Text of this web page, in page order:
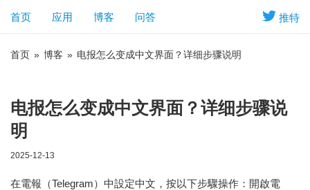
推特
首页 应用 博客 问答
首页 » 博客 » 电报怎么变成中文界面？详细步骤说明
电报怎么变成中文界面？详细步骤说
明
2025-12-13
在電報（Telegram）中設定中文，按以下步驟操作：開啟電